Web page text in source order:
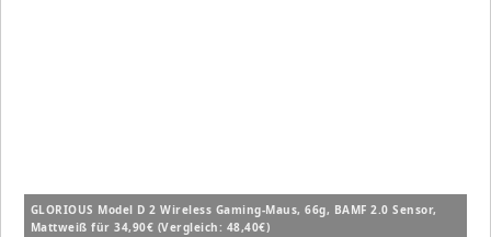
GLORIOUS Model D 2 Wireless Gaming-Maus, 66g, BAMF 2.0 Sensor,
Mattweiß für 34,90€ (Vergleich: 48,40€)